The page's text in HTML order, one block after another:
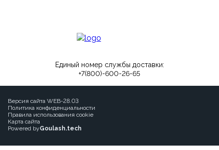
Единый номер службы доставки:
+7(800)-600-26-65
Версия сайта WEB-28.03
Политика конфиденциальности
Правила использования cookie
Карта сайта
Powered byGoulash.tech